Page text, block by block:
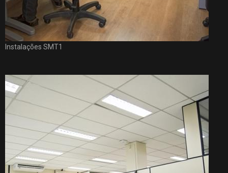
Instalações SMT1